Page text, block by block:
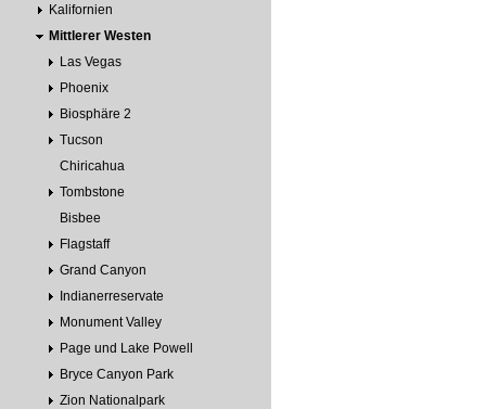
Kalifornien
Mittlerer Westen
Las Vegas
Phoenix
Biosphäre 2
Tucson
Chiricahua
Tombstone
Bisbee
Flagstaff
Grand Canyon
Indianerreservate
Monument Valley
Page und Lake Powell
Bryce Canyon Park
Zion Nationalpark